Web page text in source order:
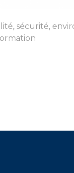
sécurité,